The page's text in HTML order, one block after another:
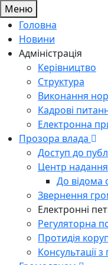
Меню
Головна
Новини
Адміністрація
Керівництво
Структура
Виконання
Кадрові
Електронна
Прозора влада
Доступ до
Центр надання
До відома
Звернення
Електронні
Регуляторна
Протидія
Консультації